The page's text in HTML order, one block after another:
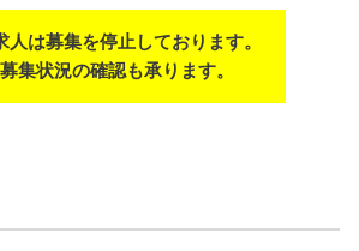
人は募集を停止しております。
集状況の確認も承ります。